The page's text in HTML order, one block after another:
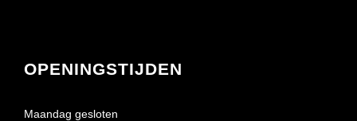
OPENINGSTIJDEN
Maandag gesloten